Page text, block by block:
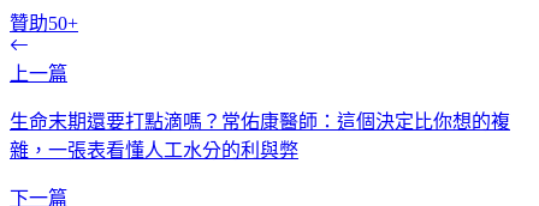
贊助50+
上一篇
生命末期還要打點滴嗎？常佑康醫師：這個決定比你想的複
雜，一張表看懂人工水分的利與弊
下一篇